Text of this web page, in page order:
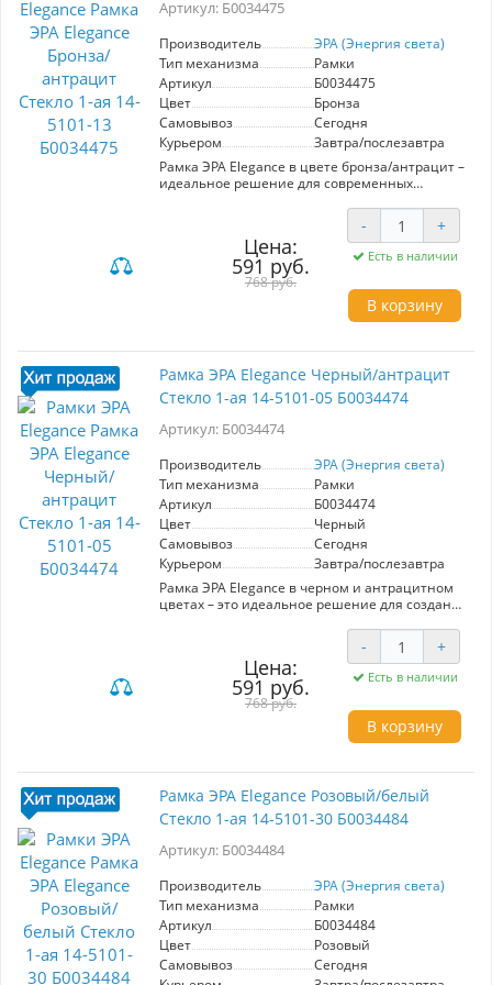
качества, что подтверждает данная модель.
только эстетическое удовольствие, но и
уверенность в надежности и долговечности
вашего решения.
Артикул: Б0034475
Производитель
ЭРА (Энергия света)
Тип механизма
Рамки
Артикул
Б0034475
Цвет
Бронза
Самовывоз
Сегодня
Курьером
Завтра/послезавтра
Рамка ЭРА Elegance в цвете бронза/антрацит –
идеальное решение для современных
качественных материалов, что обеспечивает
долговечность и стильный внешний вид.
Стеклянная поверхность придаёт
элегантность и лёгкость, а 1-ая конструкция
позволяет удобно устанавливать один
элемент управления, например, выключатель
или розетку. Установка рамки проста и быстра,
самостоятельного монтажа. Цветовое
сочетание бронзы и антрацита гармонично
вписывается в различные стили, от
классического до минималистичного. Рамка
служит эстетическим акцентом в интерьере,
Цена:
591 руб.
768 руб.
- +
Есть в наличии
В корзину
Рамка ЭРА Elegance Черный/антрацит
Стекло 1-ая 14-5101-05 Б0034474
Артикул: Б0034474
Производитель
ЭРА (Энергия света)
Тип механизма
Рамки
Артикул
Б0034474
Цвет
Черный
Самовывоз
Сегодня
Курьером
Завтра/послезавтра
Рамка ЭРА Elegance в черном и антрацитном
цветах – это идеальное решение для создания
Изготавливаемая из высококачественных
материалов, эта 1-ая рамка с стеклом сочетает
в себе элегантный дизайн и
функциональность. Она легко
устанавливается и идеально подходит для
использования в жилых и офисных
помещениях. Модель 14-5101-05 обеспечивает
и гармонично вписывается в различные стили
оформления. Устойчивость к механическим
повреждениям и простота в уходе делают ее
практичным выбором для повседневного
помощью рамки ЭРА Elegance, которая добавит
пространство.
Цена:
591 руб.
768 руб.
- +
Есть в наличии
В корзину
Рамка ЭРА Elegance Розовый/белый
Стекло 1-ая 14-5101-30 Б0034484
Артикул: Б0034484
Производитель
ЭРА (Энергия света)
Тип механизма
Рамки
Артикул
Б0034484
Цвет
Розовый
Самовывоз
Сегодня